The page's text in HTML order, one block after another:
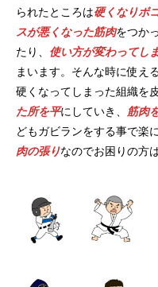
られたところは硬くなりボ
スが悪くなった筋肉をつか
たり、 使い方が変わってし
まいます。そんな時に使え
硬くなってしまった組織を
た所を平にしていき、 筋肉
どもガビランをする事で楽
肉の張りなのでお困りの方